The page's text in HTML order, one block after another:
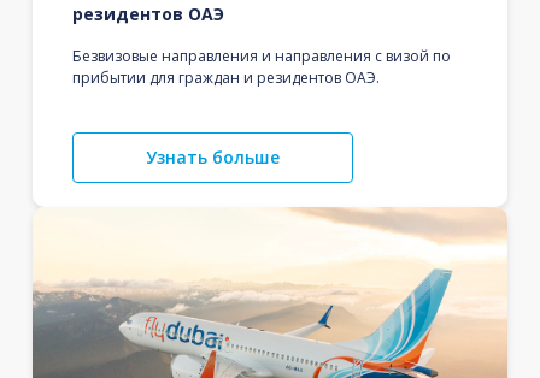
резидентов ОАЭ
Безвизовые направления и направления с визой по
прибытии для граждан и резидентов ОАЭ.
Узнать больше